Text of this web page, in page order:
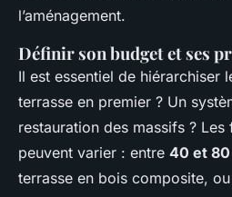
l’aménagement.
Définir son budget et ses
Il est essentiel de hiérarchiser
terrasse en premier ? Un
restauration des massifs ?
peuvent varier : entre 40 et
terrasse en bois composite, ou